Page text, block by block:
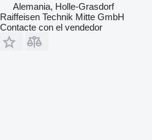
Alemania, Holle-Grasdorf
Raiffeisen Technik Mitte GmbH
Contacte con el vendedor